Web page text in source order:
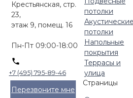
Крестьянская, стр.
23,
этаж 9, помещ. 16
Пн-Пт 09:00-18:00
+7 (495) 795-89-46
Перезвоните мне
потолки
Акустические
потолки
Напольные
покрытия
Террасы и
улица
Страницы